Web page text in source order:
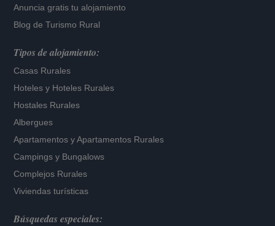
Anuncia gratis tu alojamiento
Blog de Turismo Rural
Tipos de alojamiento:
Casas Rurales
Hoteles y Hoteles Rurales
Hostales Rurales
Albergues
Apartamentos yApartamentos Rurales
Campings y Bungalows
Complejos Rurales
Viviendas turísticas
Búsquedas especiales: